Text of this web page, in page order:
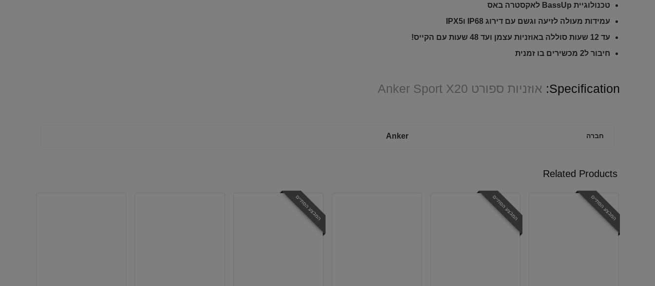
טכנולוגיית BassUp לאקסטרה באס
עמידות מעולה לזיעה וגשם עם דירוג IP68 וIPX5
עד 12 שעות סוללה באוזניות עצמן ועד 48 שעות עם הקייס!
חיבור ל2 מכשירים בו זמנית
Specification: אוזניות ספורט Anker Sport X20
חברה Anker
Related Products
המבצע הסתיים המבצע הסתיים המבצע הסתיים